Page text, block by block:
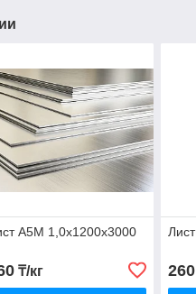
А5М 1,0х1200х3000
₸/кг 260